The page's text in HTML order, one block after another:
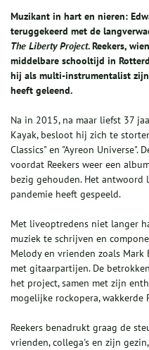
Muzikant in hart en nieren:
teruggekeerd met de
The Liberty Project. Reekers,
middelbare schooltijd in
hij als multi-instrumentalist
heeft geleend.
Na in 2015, na maar liefst 37
Kayak, besloot hij zich te
Classics" en "Ayreon Universe".
voordat Reekers weer een
bezig gehouden. Het
pandemie heeft gespeeld.
Met liveoptredens niet langer
muziek te schrijven en
Melody en vrienden zoals
met gitaarpartijen. De
het project, samen met zijn
mogelijke rockopera, wakkerde
Reekers benadrukt graag de
vrienden, collega's en zijn